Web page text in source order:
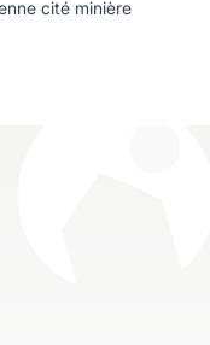
cité minière